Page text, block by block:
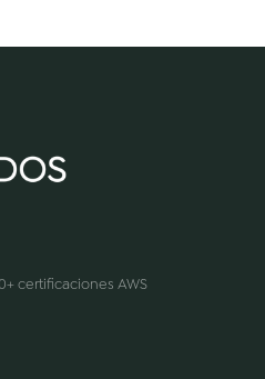
certificaciones AWS